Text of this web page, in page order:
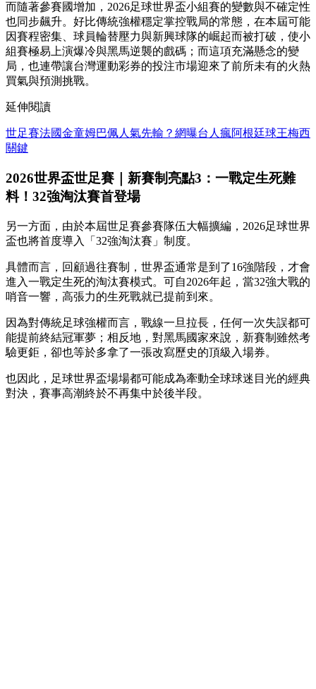
而隨著參賽國增加，2026足球世界盃小組賽的變數與不確定性
也同步飆升。好比傳統強權穩定掌控戰局的常態，在本屆可能
因賽程密集、球員輪替壓力與新興球隊的崛起而被打破，使小
組賽極易上演爆冷與黑馬逆襲的戲碼；而這項充滿懸念的變
局，也連帶讓台灣運動彩券的投注市場迎來了前所未有的火熱
買氣與預測挑戰。
延伸閱讀
世足賽法國金童姆巴佩人氣先輸？網曝台人瘋阿根廷球王梅西
關鍵
2026世界盃世足賽｜新賽制亮點3：一戰定生死難
料！32強淘汰賽首登場
另一方面，由於本屆世足賽參賽隊伍大幅擴編，2026足球世界
盃也將首度導入「32強淘汰賽」制度。
具體而言，回顧過往賽制，世界盃通常是到了16強階段，才會
進入一戰定生死的淘汰賽模式。可自2026年起，當32強大戰的
哨音一響，高張力的生死戰就已提前到來。
因為對傳統足球強權而言，戰線一旦拉長，任何一次失誤都可
能提前終結冠軍夢；相反地，對黑馬國家來說，新賽制雖然考
驗更鉅，卻也等於多拿了一張改寫歷史的頂級入場券。
也因此，足球世界盃場場都可能成為牽動全球球迷目光的經典
對決，賽事高潮終於不再集中於後半段。